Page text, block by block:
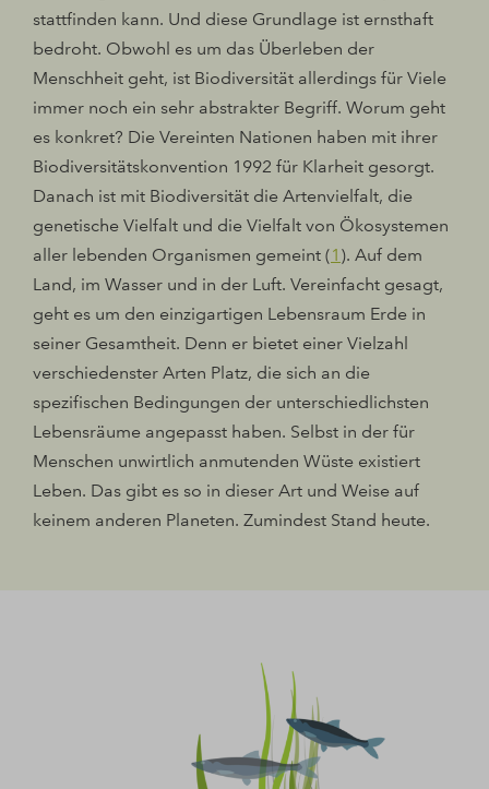
stattfinden kann. Und diese Grundlage ist ernsthaft
bedroht. Obwohl es um das Überleben der
Menschheit geht, ist Biodiversität allerdings für Viele
immer noch ein sehr abstrakter Begriff. Worum geht
es konkret? Die Vereinten Nationen haben mit ihrer
Biodiversitätskonvention 1992 für Klarheit gesorgt.
Danach ist mit Biodiversität die Artenvielfalt, die
genetische Vielfalt und die Vielfalt von Ökosystemen
aller lebenden Organismen gemeint (1 ). Auf dem
Land, im Wasser und in der Luft. Vereinfacht gesagt,
geht es um den einzigartigen Lebensraum Erde in
seiner Gesamtheit. Denn er bietet einer Vielzahl
verschiedenster Arten Platz, die sich an die
spezifischen Bedingungen der unterschiedlichsten
Lebensräume angepasst haben. Selbst in der für
Menschen unwirtlich anmutenden Wüste existiert
Leben. Das gibt es so in dieser Art und Weise auf
keinem anderen Planeten. Zumindest Stand heute.